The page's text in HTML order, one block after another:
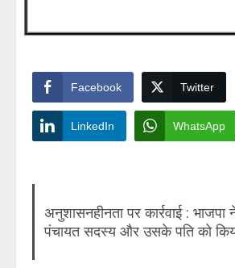
Facebook Twitter
LinkedIn WhatsApp
अनुशासनहीनता पर कार्रवाई : भाजपा
पंचायत सदस्य और उसके पति को